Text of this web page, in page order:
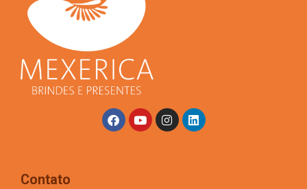
Contato